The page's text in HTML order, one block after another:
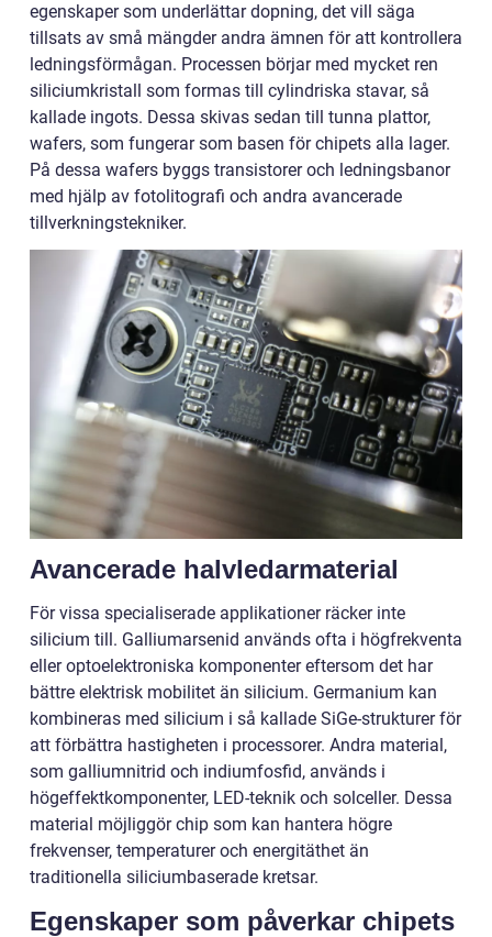
egenskaper som underlättar dopning, det vill säga
tillsats av små mängder andra ämnen för att kontrollera
ledningsförmågan. Processen börjar med mycket ren
siliciumkristall som formas till cylindriska stavar, så
kallade ingots. Dessa skivas sedan till tunna plattor,
wafers, som fungerar som basen för chipets alla lager.
På dessa wafers byggs transistorer och ledningsbanor
med hjälp av fotolitografi och andra avancerade
tillverkningstekniker.
Avancerade halvledarmaterial
För vissa specialiserade applikationer räcker inte
silicium till. Galliumarsenid används ofta i högfrekventa
eller optoelektroniska komponenter eftersom det har
bättre elektrisk mobilitet än silicium. Germanium kan
kombineras med silicium i så kallade SiGe-strukturer för
att förbättra hastigheten i processorer. Andra material,
som galliumnitrid och indiumfosfid, används i
högeffektkomponenter, LED-teknik och solceller. Dessa
material möjliggör chip som kan hantera högre
frekvenser, temperaturer och energitäthet än
traditionella siliciumbaserade kretsar.
Egenskaper som påverkar chipets